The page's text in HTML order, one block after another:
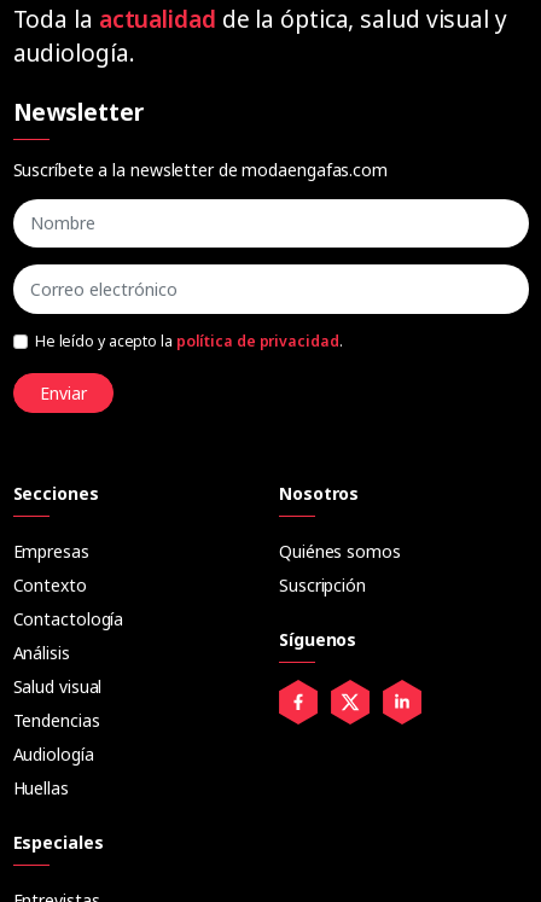
Toda la actualidad de la óptica, salud visual y
audiología.
Newsletter
Suscríbete a la newsletter de modaengafas.com
He leído y acepto la política de privacidad.
Enviar
Secciones
Empresas
Contexto
Contactología
Análisis
Salud visual
Tendencias
Audiología
Huellas
Especiales
Nosotros
Quiénes somos
Suscripción
Síguenos